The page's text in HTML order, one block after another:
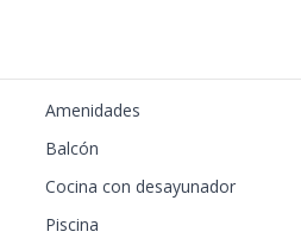
Amenidades
Balcón
Cocina con desayunador
Piscina